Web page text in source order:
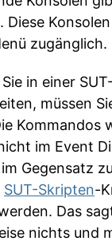
Diese
zugänglich.
in einer
müssen
Kommandos
im Event
Gegensatz
SUT-Skripten-
Das
nichts und